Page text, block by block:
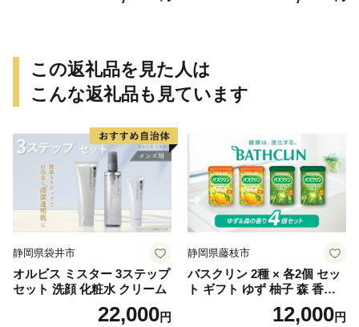
この返礼品を見た人は
こんな返礼品も見ています
静岡県袋井市
オルビス ミスター 3ステップ
セット 洗顔 化粧水 クリーム
22,000円
静岡県藤枝市
バスクリン 2種 × 各2個 セッ
ト ギフト ゆず 柚子 森 香り
日用品 お風呂 バス用品 温活
アロマ 香り まとめ買い静岡
12,000円